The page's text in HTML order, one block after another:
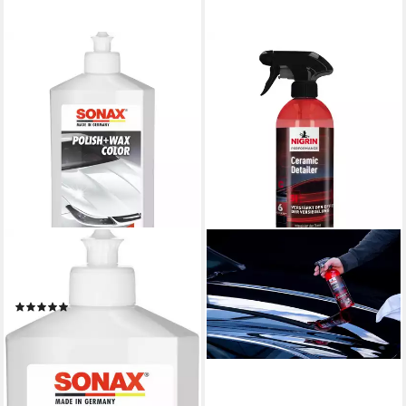
Sonax Polish & Wax Color
(2)
22,29 €